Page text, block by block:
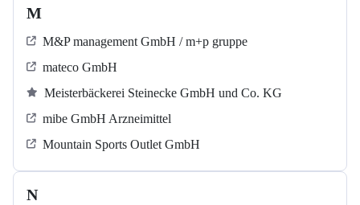
M
M&P management GmbH / m+p gruppe
mateco GmbH
Meisterbäckerei Steinecke GmbH und Co. KG
mibe GmbH Arzneimittel
Mountain Sports Outlet GmbH
N